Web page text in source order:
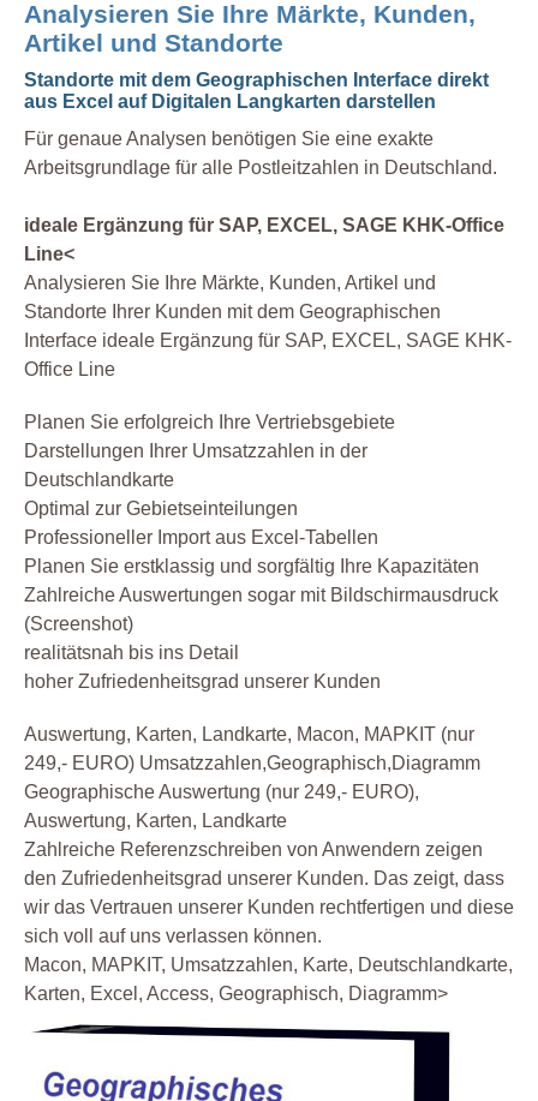
Analysieren Sie Ihre Märkte, Kunden,
Artikel und Standorte
Standorte mit dem Geographischen Interface direkt
aus Excel auf Digitalen Langkarten darstellen
Für genaue Analysen benötigen Sie eine exakte
Arbeitsgrundlage für alle Postleitzahlen in Deutschland.
ideale Ergänzung für SAP, EXCEL, SAGE KHK-Office
Line<
Analysieren Sie Ihre Märkte, Kunden, Artikel und
Standorte Ihrer Kunden mit dem Geographischen
Interface ideale Ergänzung für SAP, EXCEL, SAGE KHK-
Office Line
Planen Sie erfolgreich Ihre Vertriebsgebiete
Darstellungen Ihrer Umsatzzahlen in der
Deutschlandkarte
Optimal zur Gebietseinteilungen
Professioneller Import aus Excel-Tabellen
Planen Sie erstklassig und sorgfältig Ihre Kapazitäten
Zahlreiche Auswertungen sogar mit Bildschirmausdruck
(Screenshot)
realitätsnah bis ins Detail
hoher Zufriedenheitsgrad unserer Kunden
Auswertung, Karten, Landkarte, Macon, MAPKIT (nur
249,- EURO) Umsatzzahlen,Geographisch,Diagramm
Geographische Auswertung (nur 249,- EURO),
Auswertung, Karten, Landkarte
Zahlreiche Referenzschreiben von Anwendern zeigen
den Zufriedenheitsgrad unserer Kunden. Das zeigt, dass
wir das Vertrauen unserer Kunden rechtfertigen und diese
sich voll auf uns verlassen können.
Macon, MAPKIT, Umsatzzahlen, Karte, Deutschlandkarte,
Karten, Excel, Access, Geographisch, Diagramm>